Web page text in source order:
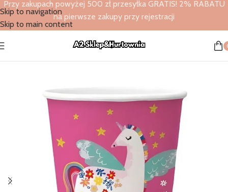
Skip to navigation
Skip to main content
Przy zakupach powyżej 500 zł przesyłka GRATIS! 2% RABATU
na pierwsze zakupy przy rejestracji
Strona główna Specjalne okazje